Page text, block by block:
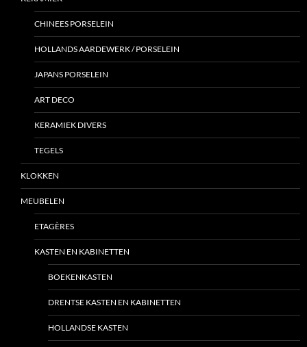
CHINEES PORSELEIN
HOLLANDS AARDEWERK / PORSELEIN
JAPANS PORSELEIN
ART DECO
KERAMIEK DIVERS
TEGELS
KLOKKEN
MEUBELEN
ETAGÈRES
KASTEN EN KABINETTEN
BOEKENKASTEN
DRENTSE KASTEN EN KABINETTEN
HOLLANDSE KASTEN